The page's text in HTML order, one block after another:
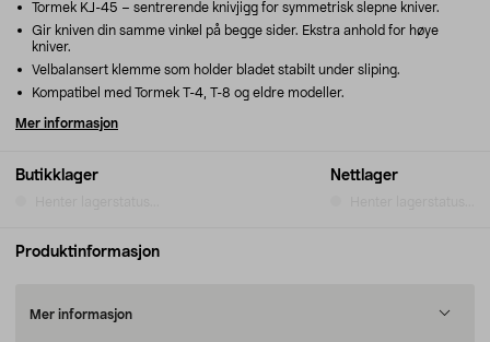
Butikklager Nettlager
Tormek KJ-45 – sentrerende knivjigg for symmetrisk slepne kniver.
Gir kniven din samme vinkel på begge sider. Ekstra anhold for høye
kniver.
Velbalansert klemme som holder bladet stabilt under sliping.
Kompatibel med Tormek T-4, T-8 og eldre modeller.
Mer informasjon
Produktinformasjon
Mer informasjon